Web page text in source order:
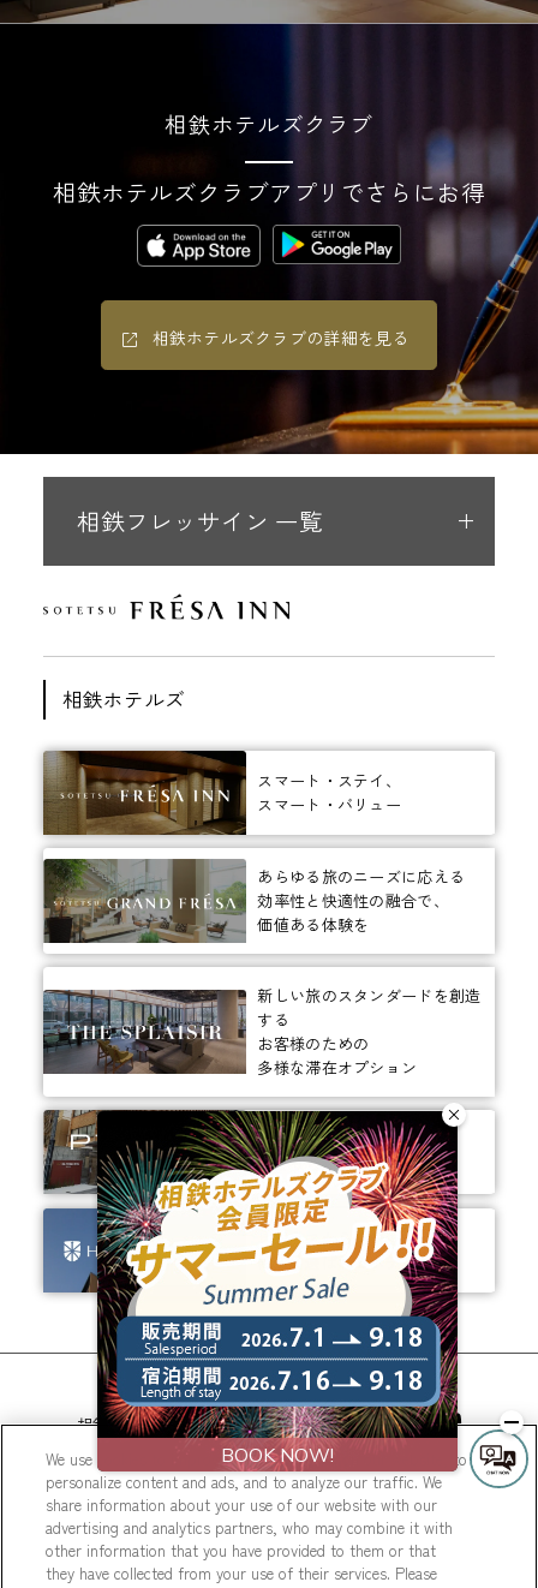
相鉄ホテルズクラブ
相鉄ホテルズクラブアプリでさらにお得
相鉄ホテルズクラブの詳細を見る
相鉄フレッサイン 一覧
相鉄ホテルズ
スマート・ステイ、
スマート・バリュー
あらゆる旅のニーズに応える
効率性と快適性の融合で、
価値ある体験を
新しい旅のスタンダードを創造
する
お客様のための
多様な滞在オプション
ありそうでなかった、
ちょっと新しいカタチ。
ビジネスからレジャーまで、
幅広く選ばれるホテルへ。
相鉄ホテルズ 公式SNS
© Sotetsu Hotel Management CO., LTD.
We use cookies to improve your experience on our website, to
personalize content and ads, and to analyze our traffic. We
share information about your use of our website with our
advertising and analytics partners, who may combine it with
other information that you have provided to them or that
they have collected from your use of their services. Please